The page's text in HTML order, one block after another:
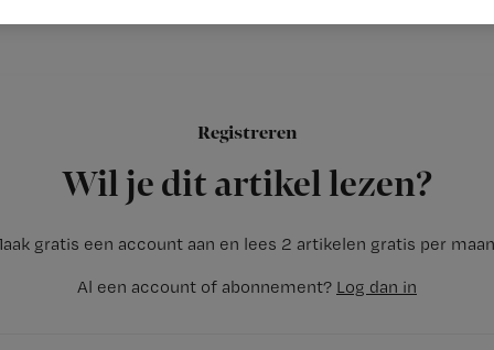
Registreren
Wil je dit artikel lezen?
gratis een account aan en lees 2 artikelen gratis per
Al een account of abonnement? Log dan in